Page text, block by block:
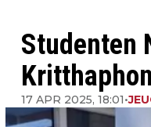
Studenten
17 APR 2025, 18:01•